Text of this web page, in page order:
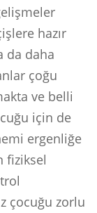
hazır
da daha
çoğu
ve belli
için de
ergenliğe
fiziksel
çocuğu zorlu